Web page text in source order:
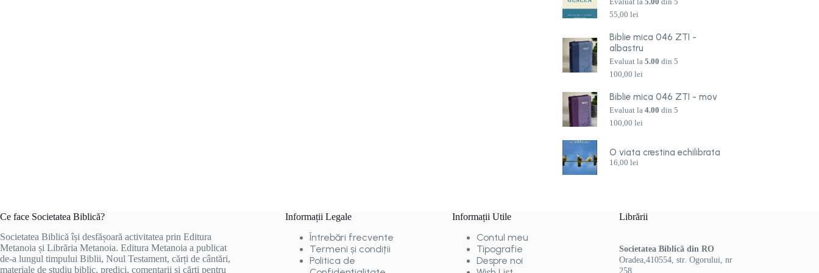
55,00lei
Biblie mica 046 ZTI -
albastru
Evaluat la5.00 din 5
100,00lei
Biblie mica 046 ZTI - mov
Evaluat la4.00 din 5
100,00lei
O viata crestina echilibrata
16,00lei
Ce face Societatea Biblică?
Societatea Biblică își desfășoară activitatea prin Editura
Metanoia și Librăria Metanoia. Editura Metanoia a publicat
de-a lungul timpului Biblii, Noul Testament, cărți de cântări,
materiale de studiu biblic, predici, comentarii și cărți pentru
Informații Legale
Întrebări frecvente
Termeni și condiții
Politica de
Informații Utile
Contul meu
Tipografie
Despre noi
Librării
Societatea Biblică din RO
Oradea,410554, str. Ogorului, nr
258